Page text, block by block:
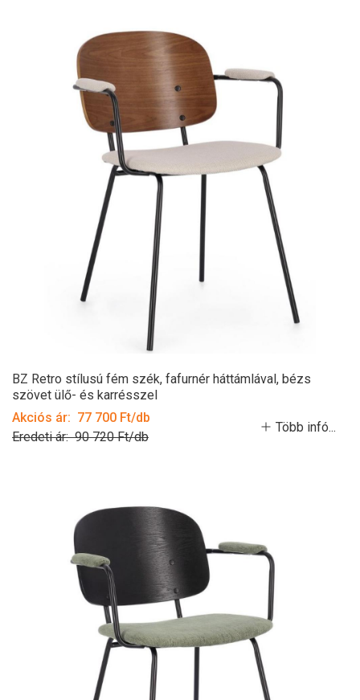
BZ Retro stílusú fém szék, fafurnér háttámlával, bézs
szövet ülő- és karrésszel
Akciós ár: 77 700 Ft/db
Eredeti ár: 90 720 Ft/db
Több infó...